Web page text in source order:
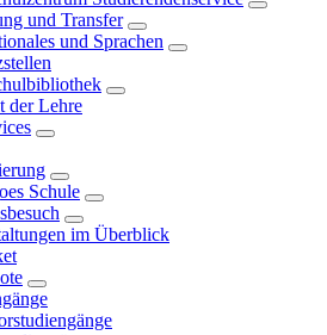
und Transfer
und Sprachen
der Lehre
Schule
im Überblick